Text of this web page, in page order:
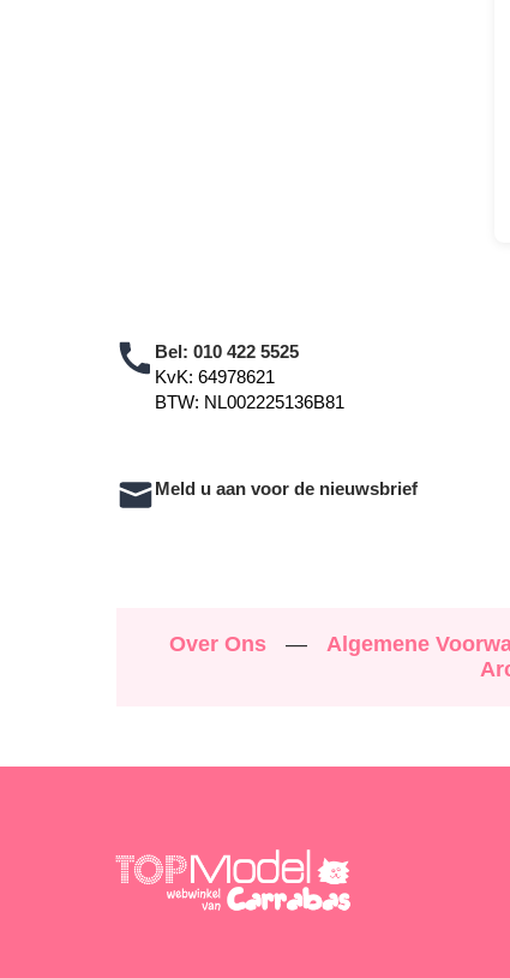
Bel: 010 422 5525
KvK: 64978621
BTW: NL002225136B81
Meld u aan voor de nieuwsbrief
Over Ons — Algemene